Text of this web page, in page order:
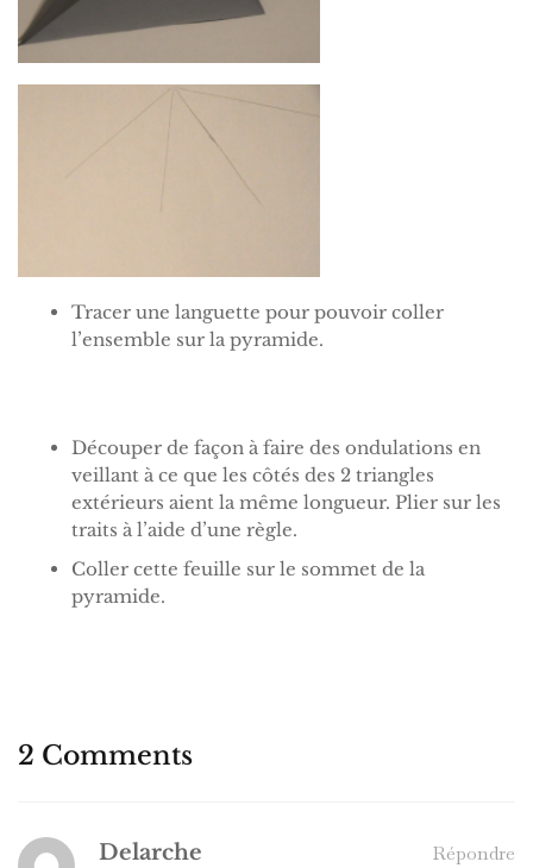
Tracer une languette pour pouvoir coller
l’ensemble sur la pyramide.
Découper de façon à faire des ondulations en
veillant à ce que les côtés des 2 triangles
extérieurs aient la même longueur. Plier sur les
traits à l’aide d’une règle.
Coller cette feuille sur le sommet de la
pyramide.
2 Comments
Delarche Répondre